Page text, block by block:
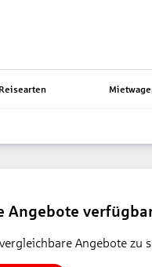
Reisearten
Angebote
Angebote zu